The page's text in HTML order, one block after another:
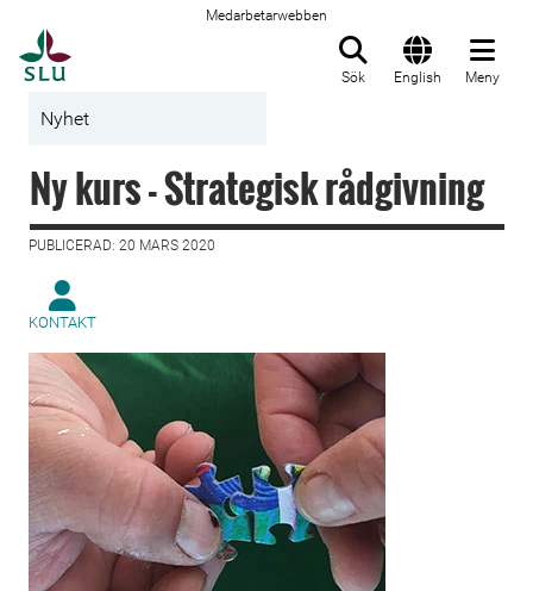
Medarbetarwebben
Sök English Meny
Nyhet
Ny kurs - Strategisk rådgivning
PUBLICERAD: 20 MARS 2020
KONTAKT